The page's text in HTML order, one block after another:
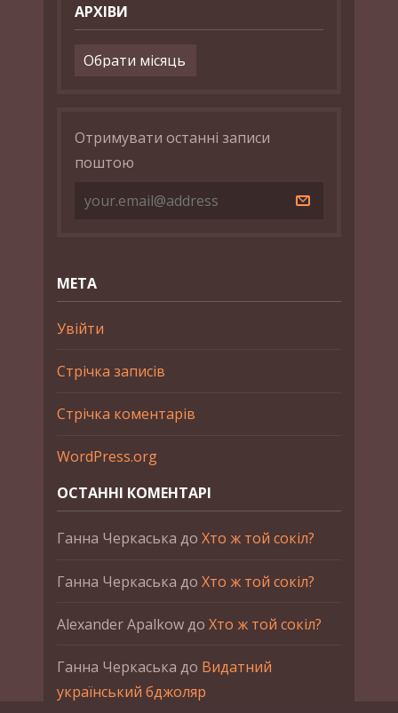
АРХІВИ
Архіви
Отримувати останні записи
поштою
МЕТА
Увійти
Стрічка записів
Стрічка коментарів
WordPress.org
ОСТАННІ КОМЕНТАРІ
Ганна Черкаська до Хто ж той сокіл?
Ганна Черкаська до Хто ж той сокіл?
Alexander Apalkowдо Хто ж той сокіл?
Ганна Черкаська до Видатний
український бджоляр